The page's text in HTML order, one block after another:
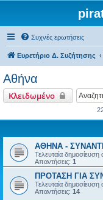
Συχνές ερωτήσεις
Ευρετήριο Δ. Συζήτησης
Αθήνα
Κλειδωμένο
ΑΘΗΝΑ -
Τελευταία δημοσίευση
Απαντήσεις: 1
ΠΡΟΤΑΣΗ ΓΙΑ
Τελευταία δημοσίευση
Απαντήσεις: 14